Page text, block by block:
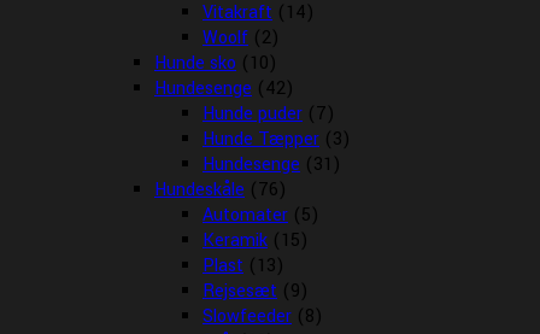
Vitakraft (14)
Woolf (2)
Hunde sko (10)
Hundesenge (42)
Hunde puder (7)
Hunde Tæpper (3)
Hundesenge (31)
Hundeskåle (76)
Automater (5)
Keramik (15)
Plast (13)
Rejsesæt (9)
Slowfeeder (8)